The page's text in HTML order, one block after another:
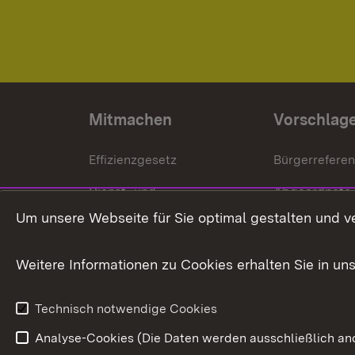
Mitmachen
Effizienzgesetz
Dienst- und
Versorgungsbezüge
Weitere
Abgeordnete
Um unsere Webseite für Sie optimal gestalten und
Weitere Informationen zu Cookies erhalten Sie in
Technisch notwendige Cookies
Analyse-Cookies (Die Daten werden ausschließlich